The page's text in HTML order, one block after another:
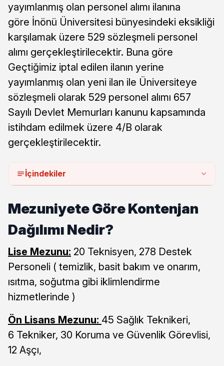
yayımlanmış olan personel alımı ilanına
göre İnönü Üniversitesi bünyesindeki eksikliği
karşılamak üzere 529 sözleşmeli personel
alımı gerçekleştirilecektir. Buna göre
Geçtiğimiz iptal edilen ilanın yerine
yayımlanmış olan yeni ilan ile Üniversiteye
sözleşmeli olarak 529 personel alımı 657
Sayılı Devlet Memurları kanunu kapsamında
istihdam edilmek üzere 4/B olarak
gerçekleştirilecektir.
İçindekiler
Mezuniyete Göre Kontenjan
Dağılımı Nedir?
Lise Mezunu: 20 Teknisyen, 278 Destek
Personeli ( temizlik, basit bakım ve onarım,
ısıtma, soğutma gibi iklimlendirme
hizmetlerinde )
Ön Lisans Mezunu: 45 Sağlık Teknikeri,
6 Tekniker, 30 Koruma ve Güvenlik Görevlisi,
12 Aşçı,